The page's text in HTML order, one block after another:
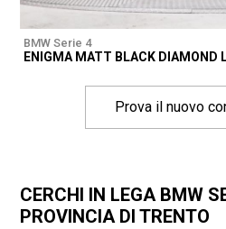
BMW Serie 4
ENIGMA MATT BLACK DIAMOND
Prova il nuovo
CERCHI IN LEGA BMW
PROVINCIA DITRENTO